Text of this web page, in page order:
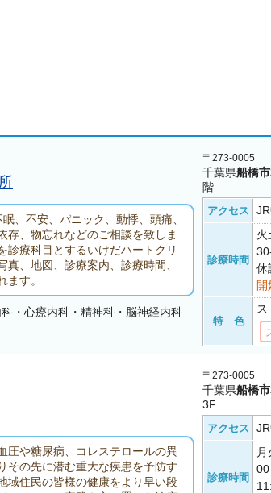
、不安、パニック、動悸、頭痛、
存、物忘れなどのご相談を致しま
診療科目とするいけだハートクリ
、地図、診療案内、診療時間、
ます。
科・心療内科・精神科・脳神経内科
〒273-0005
千葉県船橋市
階
アクセス
診療時間
開
特 色
圧や糖尿病、コレステロールの異
その先に潜む重大な疾患を予防す
域住民の皆様の健康をより早い段
〒273-0005
千葉県船橋市
3F
アクセス
診療時間